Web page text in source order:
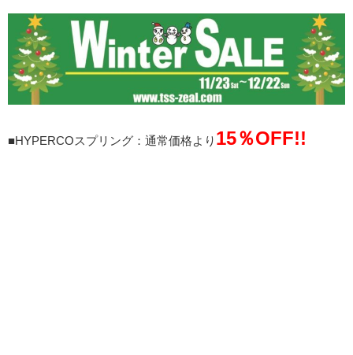
■HYPERCOスプリング：通常価格より 15％OFF!!